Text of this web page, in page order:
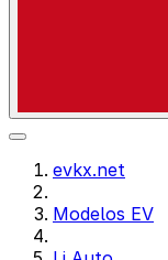
evkx.net
Modelos EV